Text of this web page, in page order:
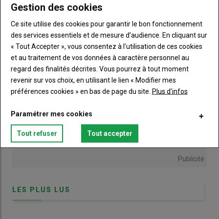
CO2. Il a été démontré que les micro-organismes sont capables
exemple, la lignine peut être facilement dégradée par les
micro-organismes à condition que du carbone soit
biodisponible dans le milieu comme source d’énergie. Ces
nouvelles techniques ont permis de comprendre que la
persistance des MOS dépendait des interactions entre plantes,
micro-organismes et minéraux du sol. Au fil du temps, les
preuves se sont accumulées sur le fait que la matrice du sol
végétale mais également beaucoup de petites molécules
organiques d’origine microbienne.
Les matières organiques fraîches (résidus de culture, couverts
et produits organiques) apportées au sol, sont décomposées
organismes du sol.
21 mai 2026
Publicité
LES PLUS LUS
Gestion des cookies
Ce site utilise des cookies pour garantir le bon fonctionnement
des services essentiels et de mesure d’audience. En cliquant sur
« Tout Accepter », vous consentez à l’utilisation de ces cookies
et au traitement de vos données à caractère personnel au
regard des finalités décrites. Vous pourrez à tout moment
revenir sur vos choix, en utilisant le lien « Modifier mes
préférences cookies » en bas de page du site. Plus d'infos
Paramétrer mes cookies
Tout refuser Tout accepter